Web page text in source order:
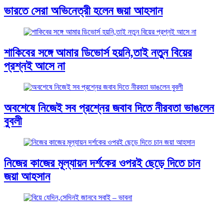
ভারতে সেরা অভিনেত্রী হলেন জয়া আহসান
শাকিবের সঙ্গে আমার ডিভোর্স হয়নি,তাই নতুন বিয়ের
প্রশ্নই আসে না
অবশেষে নিজেই সব প্রশ্নের জবাব দিতে নীরবতা ভাঙলেন
বুবলী
নিজের কাজের মূল্যায়ন দর্শকের ওপরই ছেড়ে দিতে চান
জয়া আহসান